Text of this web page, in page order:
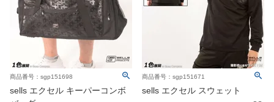
商品番号：sgp151698
sells エクセル キーパーコンボ
商品番号：sgp151671
sells エクセル スウェット